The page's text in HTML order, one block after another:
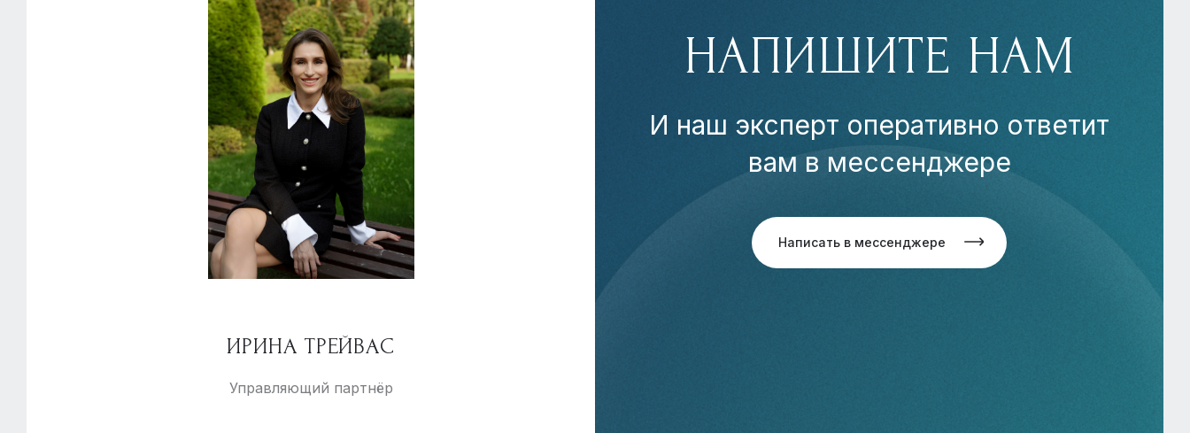
ИРИНА ТРЕЙВАС
Управляющий партнёр
НАПИШИТЕ НАМ
И наш эксперт оперативно ответит
вам в мессенджере
Написать в мессенджере